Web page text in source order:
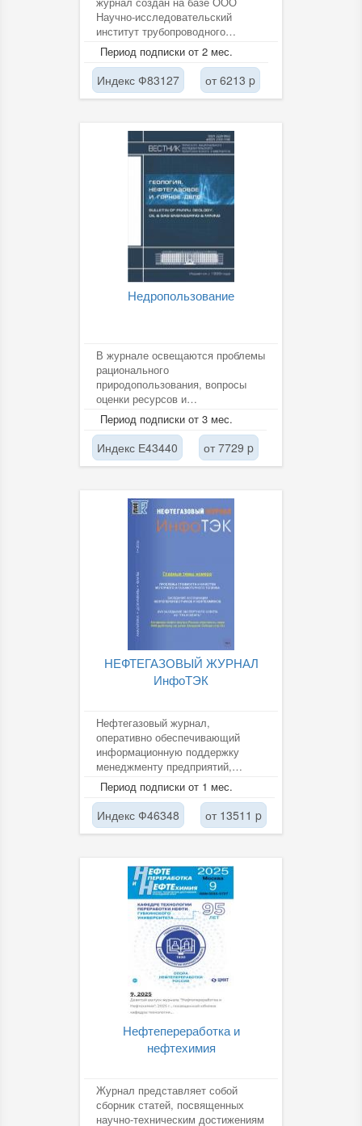
Научно-исследовательский
институт трубопроводного
транспорта (ООО «НИИ
Транснефть») для...
Период подписки от 2 мес.
Индекс Ф83127 от 6213 p
Недропользование
В журнале освещаются проблемы
рационального
природопользования, вопросы
оценки ресурсов и
прогнозирования состояния
литосферы, экологически...
Период подписки от 3 мес.
Индекс Е43440 от 7729 p
НЕФТЕГАЗОВЫЙ ЖУРНАЛ
ИнфоТЭК
Нефтегазовый журнал,
оперативно обеспечивающий
информационную поддержку
менеджменту предприятий,
бизнес которых связан с рынками
нефти и газа,...
Период подписки от 1 мес.
Индекс Ф46348 от 13511 p
Нефтепереработка и
нефтехимия
Журнал представляет собой
сборник статей, посвященных
научно-техническим достижениям